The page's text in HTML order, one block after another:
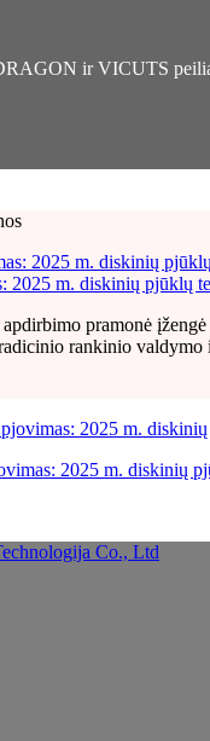
ir VICUTS
2025 m. diskinių pjūklų
apdirbimo pramonė
rankinio valdymo
2025 m. diskinių